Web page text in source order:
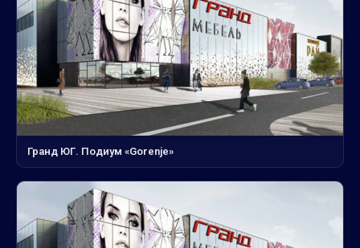
Гранд ЮГ. Подиум «Gorenje»